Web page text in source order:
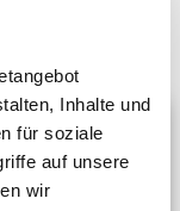
Inhalte und
für soziale
auf unsere
wir